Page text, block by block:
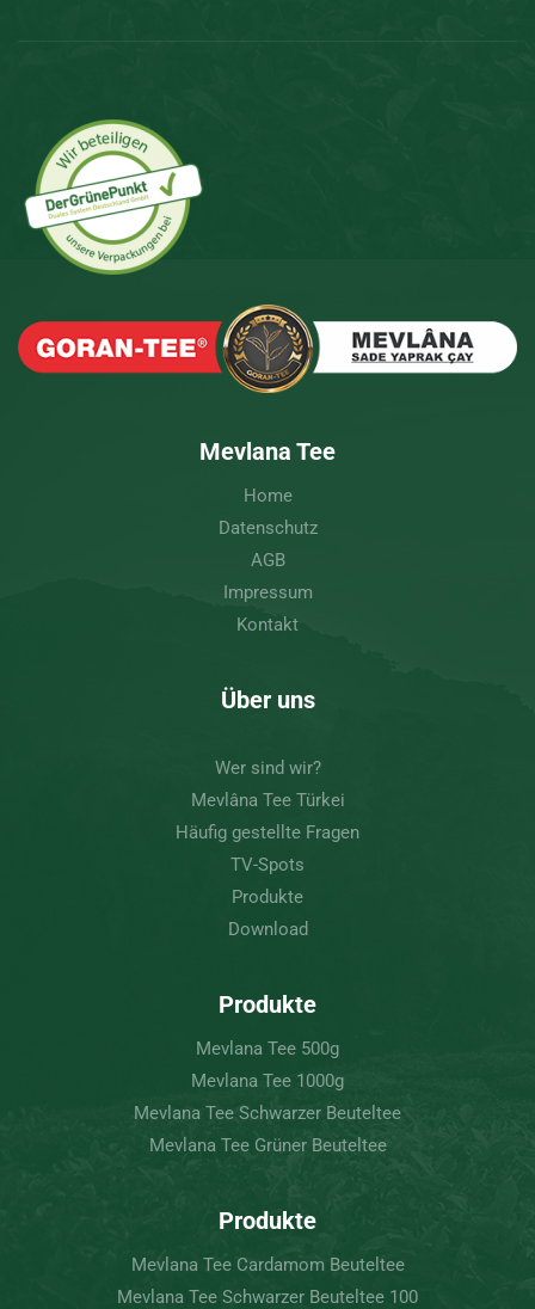
Mevlana Tee
Home
Datenschutz
AGB
Impressum
Kontakt
Über uns
Wer sind wir?
Mevlâna Tee Türkei
Häufig gestellte Fragen
TV-Spots
Produkte
Download
Produkte
Mevlana Tee 500g
Mevlana Tee 1000g
Mevlana Tee Schwarzer Beuteltee
Mevlana Tee Grüner Beuteltee
Produkte
Mevlana Tee Cardamom Beuteltee
Mevlana Tee Schwarzer Beuteltee 100